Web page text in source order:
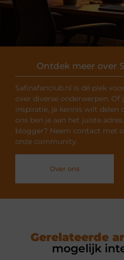
Ontdek meer over
Safinafanclub.nl is dé plek
over diverse onderwerpen. Of
inspiratie, je kennis wilt delen
ons ben je aan het juiste
blogger? Neem contact met
onze community.
Over ons
Gerelateerde
mogelijk